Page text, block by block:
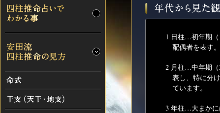
1 日柱…初年期（
配偶者を表す。
2 月柱…中年期（
表し、特に分
ています。
3 年柱…大まかに